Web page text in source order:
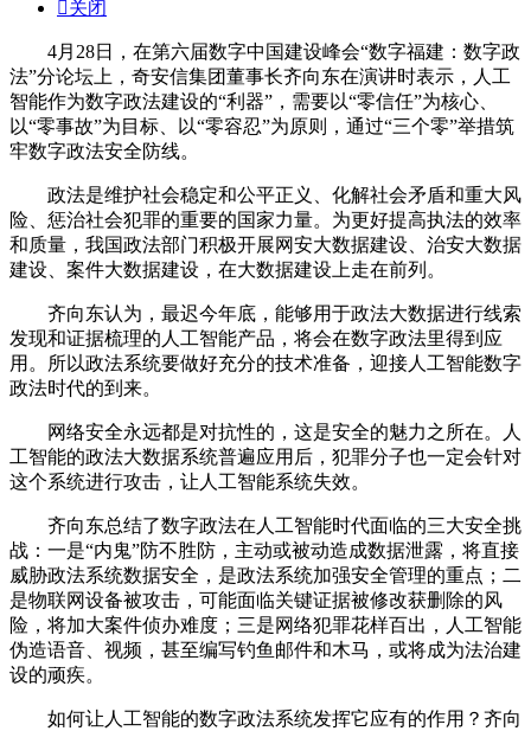
关闭
4月28日，在第六届数字中国建设峰会“数字福建：数字政
法”分论坛上，奇安信集团董事长齐向东在演讲时表示，人工
智能作为数字政法建设的“利器”，需要以“零信任”为核心、
以“零事故”为目标、以“零容忍”为原则，通过“三个零”举措筑
牢数字政法安全防线。
政法是维护社会稳定和公平正义、化解社会矛盾和重大风
险、惩治社会犯罪的重要的国家力量。为更好提高执法的效率
和质量，我国政法部门积极开展网安大数据建设、治安大数据
建设、案件大数据建设，在大数据建设上走在前列。
齐向东认为，最迟今年底，能够用于政法大数据进行线索
发现和证据梳理的人工智能产品，将会在数字政法里得到应
用。所以政法系统要做好充分的技术准备，迎接人工智能数字
政法时代的到来。
网络安全永远都是对抗性的，这是安全的魅力之所在。人
工智能的政法大数据系统普遍应用后，犯罪分子也一定会针对
这个系统进行攻击，让人工智能系统失效。
齐向东总结了数字政法在人工智能时代面临的三大安全挑
战：一是“内鬼”防不胜防，主动或被动造成数据泄露，将直接
威胁政法系统数据安全，是政法系统加强安全管理的重点；二
是物联网设备被攻击，可能面临关键证据被修改获删除的风
险，将加大案件侦办难度；三是网络犯罪花样百出，人工智能
伪造语音、视频，甚至编写钓鱼邮件和木马，或将成为法治建
设的顽疾。
如何让人工智能的数字政法系统发挥它应有的作用？齐向